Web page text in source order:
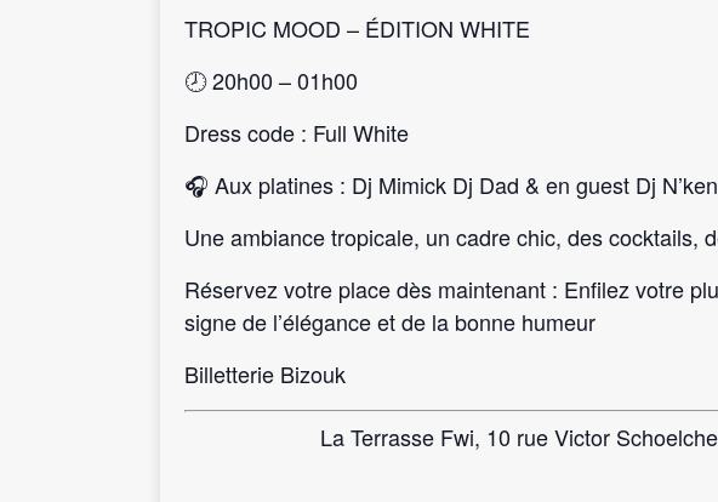
TROPIC MOOD – ÉDITION WHITE
🕗 20h00 – 01h00
Dress code : Full White
🎧 Aux platines : Dj Mimick Dj Dad & en guest Dj N’ken
Une ambiance tropicale, un cadre chic, des cocktails,
Réservez votre place dès maintenant : Enfilez votre
signe de l’élégance et de la bonne humeur
Billetterie Bizouk
La Terrasse Fwi, 10 rue Victor